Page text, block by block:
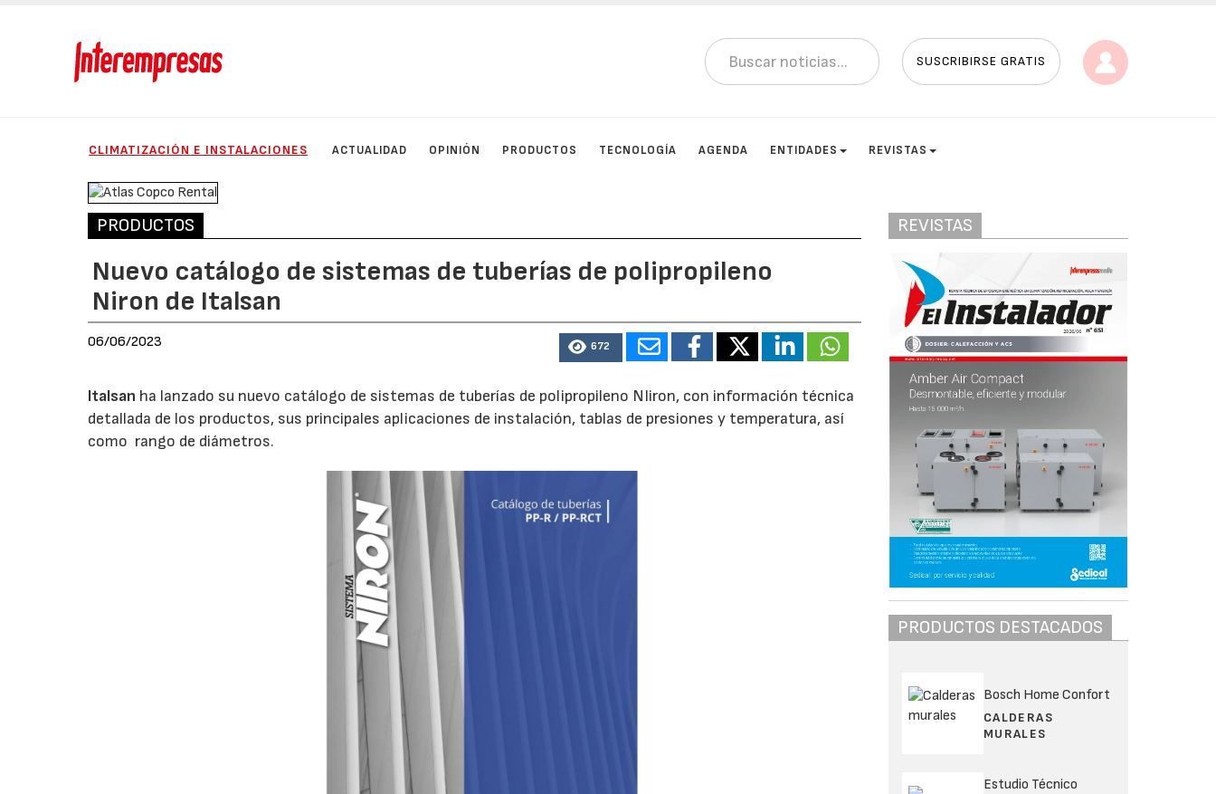
SUSCRIBIRSE GRATIS
CLIMATIZACIÓN E INSTALACIONES ACTUALIDAD OPINIÓN PRODUCTOS TECNOLOGÍA AGENDA ENTIDADES REVISTAS
PRODUCTOS
Nuevo catálogo de sistemas de tuberías de polipropileno
Niron de Italsan
06/06/2023 672
Italsan ha lanzado su nuevo catálogo de sistemas de tuberías de polipropileno NIiron, con información técnica
detallada de los productos, sus principales aplicaciones de instalación, tablas de presiones y temperatura, así
como rango de diámetros.
REVISTAS
PRODUCTOS DESTACADOS
Bosch Home Confort
CALDERAS
MURALES
Estudio Técnico